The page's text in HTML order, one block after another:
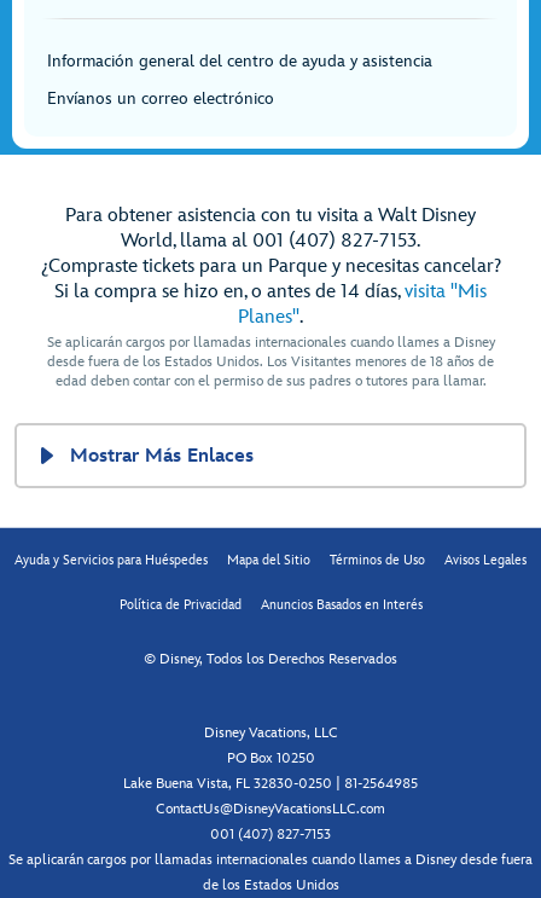
Información general del centro de ayuda y asistencia
Envíanos un correo electrónico
Para obtener asistencia con tu visita a Walt Disney
World, llama al 001 (407) 827-7153.
¿Compraste tickets para un Parque y necesitas cancelar?
Si la compra se hizo en, o antes de 14 días,visita "Mis
Planes".
Se aplicarán cargos por llamadas internacionales cuando llames a Disney
desde fuera de los Estados Unidos. Los Visitantes menores de 18 años de
edad deben contar con el permiso de sus padres o tutores para llamar.
Mostrar Más Enlaces
Ayuda y Servicios para Huéspedes Mapa del Sitio Términos de Uso Avisos Legales
Política de Privacidad Anuncios Basados en Interés
© Disney, Todos los Derechos Reservados
Disney Vacations, LLC
PO Box 10250
Lake Buena Vista, FL 32830-0250 | 81-2564985
ContactUs@DisneyVacationsLLC.com
001 (407) 827-7153
Se aplicarán cargos por llamadas internacionales cuando llames a Disney desde fuera
de los Estados Unidos